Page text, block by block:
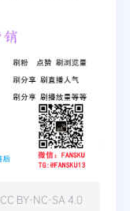
CC BY-NC-SA 4.0